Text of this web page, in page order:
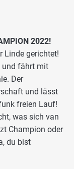
2022!
Linde gerichtet!
und fährt mit
Der
und lässt
freien Lauf!
was sich van
Champion oder
du bist